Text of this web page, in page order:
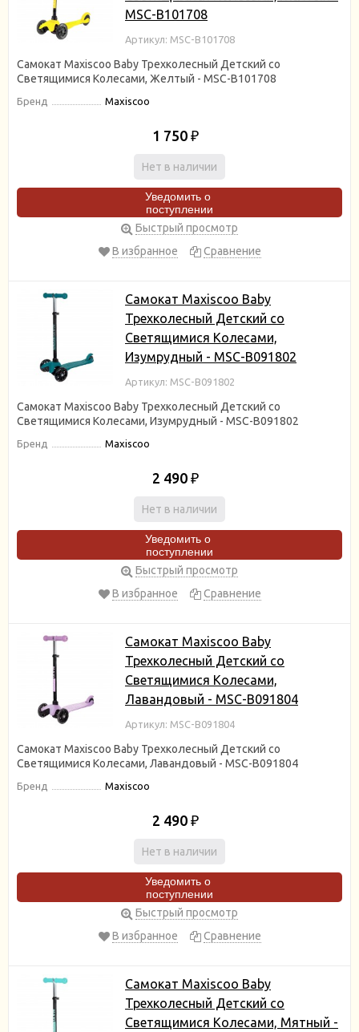
MSC-B101708
Артикул: MSC-B101708
Самокат Maxiscoo Baby Трехколесный Детский со
Светящимися Колесами, Желтый - MSC-B101708
Бренд Maxiscoo
1 750 ₽
Нет в наличии
Уведомить о
поступлении
Быстрый просмотр
В избранное
Сравнение
Самокат Maxiscoo Baby
Трехколесный Детский со
Светящимися Колесами,
Изумрудный - MSC-B091802
Артикул: MSC-B091802
Самокат Maxiscoo Baby Трехколесный Детский со
Светящимися Колесами, Изумрудный - MSC-B091802
Бренд Maxiscoo
2 490 ₽
Нет в наличии
Уведомить о
поступлении
Быстрый просмотр
В избранное
Сравнение
Самокат Maxiscoo Baby
Трехколесный Детский со
Светящимися Колесами,
Лавандовый - MSC-B091804
Артикул: MSC-B091804
Самокат Maxiscoo Baby Трехколесный Детский со
Светящимися Колесами, Лавандовый - MSC-B091804
Бренд Maxiscoo
2 490 ₽
Нет в наличии
Уведомить о
поступлении
Быстрый просмотр
В избранное
Сравнение
Самокат Maxiscoo Baby
Трехколесный Детский со
Светящимися Колесами, Мятный -